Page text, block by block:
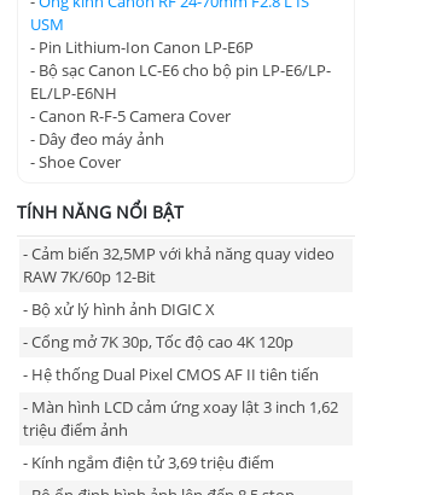
USM
- Pin Lithium-Ion Canon LP-E6P
- Bộ sạc Canon LC-E6 cho bộ pin LP-E6/LP-
EL/LP-E6NH
- Canon R-F-5 Camera Cover
- Dây đeo máy ảnh
- Shoe Cover
TÍNH NĂNG NỔI BẬT
- Cảm biến 32,5MP với khả năng quay video
RAW 7K/60p 12-Bit
- Bộ xử lý hình ảnh DIGIC X
- Cổng mở 7K 30p, Tốc độ cao 4K 120p
- Hệ thống Dual Pixel CMOS AF II tiên tiến
- Màn hình LCD cảm ứng xoay lật 3 inch 1,62
triệu điểm ảnh
- Kính ngắm điện tử 3,69 triệu điểm